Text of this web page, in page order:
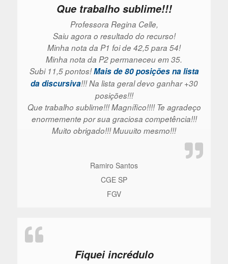
Que trabalho sublime!!!
Professora Regina Celle,
Saiu agora o resultado do recurso!
Minha nota da P1 foi de 42,5 para 54!
Minha nota da P2 permaneceu em 35.
Subi 11,5 pontos!Mais de 80 posições na lista
da discursiva!!! Na lista geral devo ganhar +30
posições!!!
Que trabalho sublime!!! Magnífico!!!! Te agradeço
enormemente por sua graciosa competência!!!
Muito obrigado!!! Muuuito mesmo!!!
Ramiro Santos
CGE SP
FGV
Fiquei incrédulo